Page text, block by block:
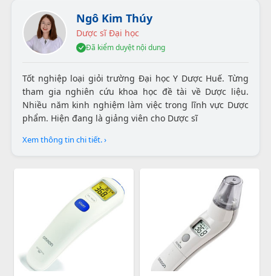
Ngô Kim Thúy
Dược sĩ Đại học
Đã kiểm duyệt nội dung
Tốt nghiệp loại giỏi trường Đại học Y Dược Huế. Từng
tham gia nghiên cứu khoa học đề tài về Dược liệu.
Nhiều năm kinh nghiệm làm việc trong lĩnh vực Dược
phẩm. Hiện đang là giảng viên cho Dược sĩ
Xem thông tin chi tiết. ›